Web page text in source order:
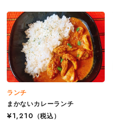
ランチ
まかないカレーランチ
¥1,210
（税込）